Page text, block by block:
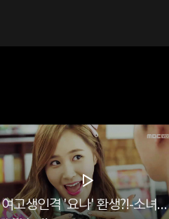
여고생인격 '요나' 환생?!-소녀시대 유리, 안요나로 등장! 리온(박서준) 기겁